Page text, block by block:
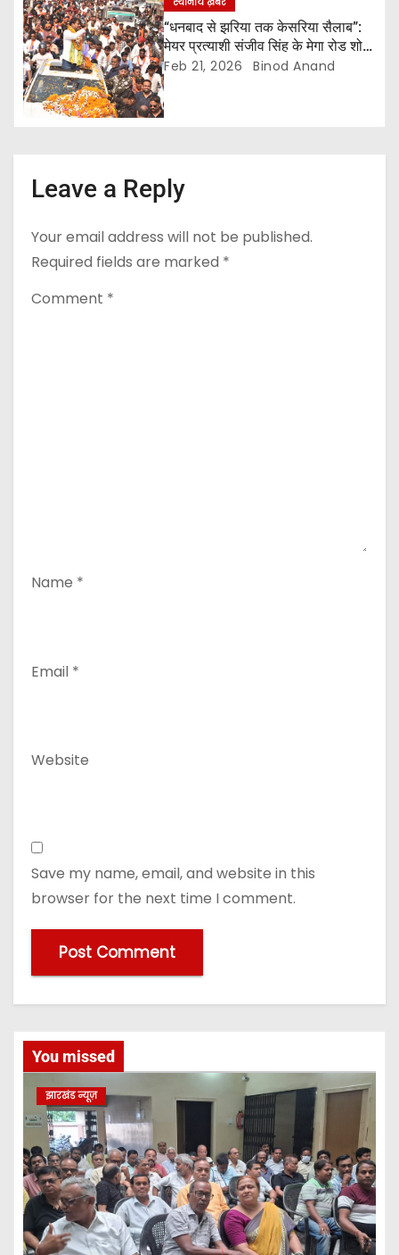
“धनबाद से झरिया तक केसरिया सैलाब”:
मेयर प्रत्याशी संजीव सिंह के मेगा रोड शो ने
दिखाई ताकत, थमी शहर की रफ्तार
Feb 21, 2026 Binod Anand
Leave a Reply
Your email address will not be published.
Required fields are marked *
Comment *
Name *
Email *
Website
Save my name, email, and website in this
browser for the next time I comment.
You missed
झारखंड न्यूज़